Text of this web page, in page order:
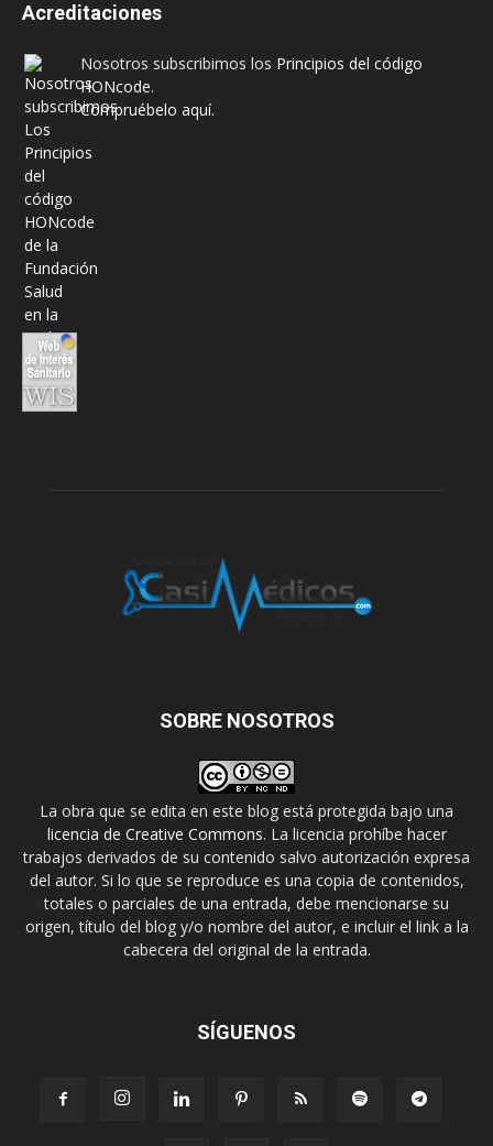
Acreditaciones
Nosotros subscribimos los Principios del código
HONcode.
Compruébelo aquí.
SOBRE NOSOTROS
La obra que se edita en este blog está protegida bajo una
licencia de Creative Commons. La licencia prohíbe hacer
trabajos derivados de su contenido salvo autorización expresa
del autor. Si lo que se reproduce es una copia de contenidos,
totales o parciales de una entrada, debe mencionarse su
origen, título del blog y/o nombre del autor, e incluir el link a la
cabecera del original de la entrada.
SÍGUENOS